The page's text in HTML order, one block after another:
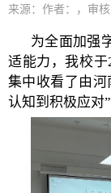
来源： 作者：，审核
为全面加强
适能力，我校于
集中收看了由
认知到积极应对